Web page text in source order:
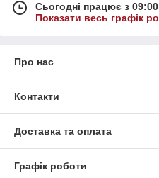
Сьогодні працює з
Показати весь графік
Про нас
Контакти
Доставка та оплата
Графік роботи